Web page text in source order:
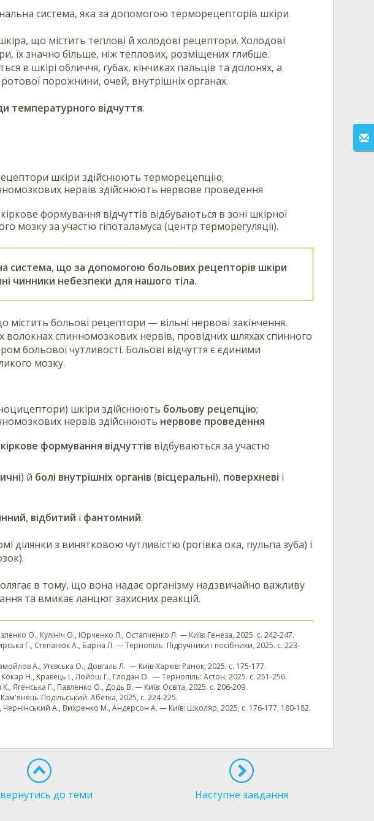
система, яка за допомогою терморецепторів шкіри
що містить теплові й холодові рецептори. Холодові
їх значно більше, ніж теплових, розміщених глибше.
в шкірі обличчя, губах, кінчиках пальців та долонях, а
порожнини, очей, внутрішніх органах.
температурного відчуття:
шкіри здійснюють терморецепцію;
нервів здійснюють нервове проведення
формування відчуттів відбуваються в зоні шкірної
мозку за участю гіпоталамуса (центр терморегуляції).
система, що за допомогою больових рецепторів шкіри
чинники небезпеки для нашого тіла.
больові рецептори — вільні нервові закінчення.
спинномозкових нервів, провідних шляхах спинного
больової чутливості. Больові відчуття є єдиними
мозку.
шкіри здійснюють больову рецепцію;
нервів здійснюють нервове проведення
кіркове формування відчуттів відбуваються за участю
) й болі внутрішніх органів (вісцеральні), поверхневі і
, відбитий і фантомний.
ділянки з винятковою чутливістю (рогівка ока, пульпа зуба) і
в тому, що вона надає організму надзвичайно важливу
та вмикає ланцюг захисних реакцій.
О., Кулініч О., Юрченко Л., Остапченко Л. — Київ: Генеза, 2025. с. 242-247.
Г., Степанюк А., Барна Л. — Тернопіль: Підручники і посібники, 2025. с. 223-
А., Утєвська О., Довгаль Л. — Київ-Харків: Ранок, 2025. с. 175-177.
Кокар Н., Кравець І., Лойош Г., Глодан О. — Тернопіль: Астон, 2025. с. 251-256.
Ягенська Г., Павленко О., Додь В. — Київ: Освіта, 2025. с. 206-209.
Подільський: Абетка, 2025, с. 224-225.
Чернінський А., Вихренко М., Андерсон А. — Київ: Школяр, 2025, с. 176-177, 180-182.
до теми Наступне завдання